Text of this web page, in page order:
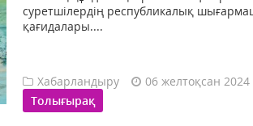
суретшілердің республикалық
қағидалары....
Хабарландыру 06 желтоқсан 2024
Толығырақ